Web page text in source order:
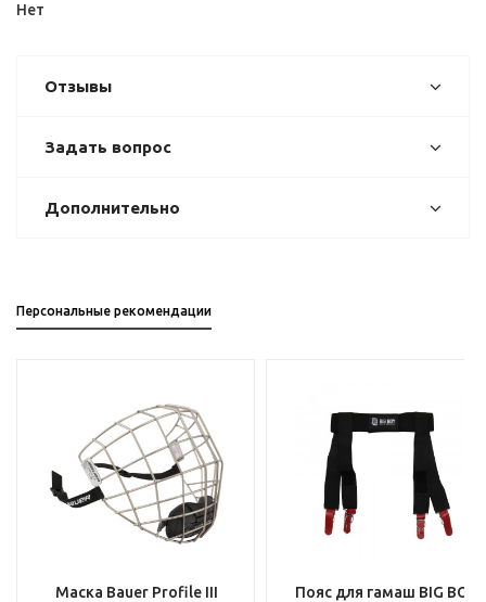
Нет
Отзывы
Задать вопрос
Дополнительно
Персональные рекомендации
Маска Bauer Profile III
Пояс для гамаш BIG BOY